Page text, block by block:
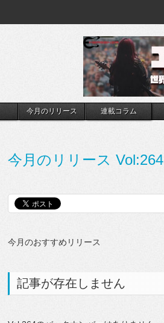
今月のリリース 連載コラム
今月のリリース Vol:264
今月のおすすめリリース
記事が存在しません